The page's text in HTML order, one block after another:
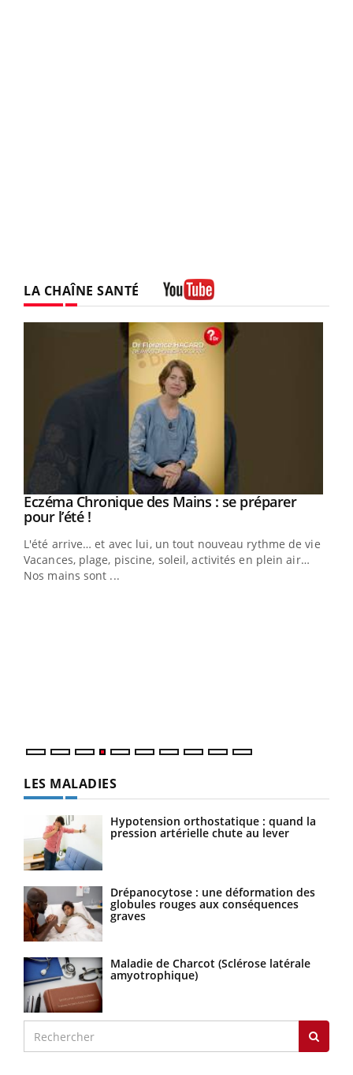
LA CHAÎNE SANTÉ
Youtube
Eczéma Chronique des Mains : se préparer
pour l’été !Youtube
L'été arrive… et avec lui, un tout nouveau rythme de vie !
Vacances, plage, piscine, soleil, activités en plein air…
Nos mains sont ...
LES MALADIES
Hypotension orthostatique : quand la
pression artérielle chute au lever
Drépanocytose : une déformation des
globules rouges aux conséquences
graves
Maladie de Charcot (Sclérose latérale
amyotrophique)